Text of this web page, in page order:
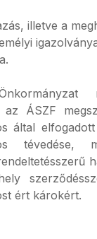
illetve a
az ÁSZF
által
tévedése,
ért károkért.